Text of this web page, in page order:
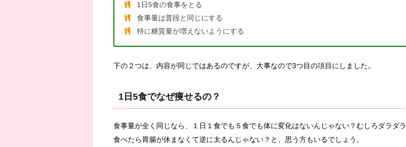
1日5食の食事をとる
食事量は普段と同じにする
特に糖質量が増えないようにする
下の２つは、内容が同じではあるのですが、大事なので3つ目の項目にしました。
1日5食でなぜ痩せるの？
食事量が全く同じなら、１日１食でも５食でも体に変化はないんじゃない？むしろダラダラ
食べたら胃腸が休まなくて逆に太るんじゃない？と、思う方もいるでしょう。